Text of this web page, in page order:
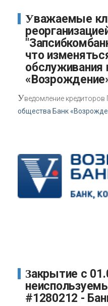
Уважаемые клиенты, в связи с
что
обслуживания
Уведомление
общества Банк
Закрытие с 01.09.21 г.
#1280212 -